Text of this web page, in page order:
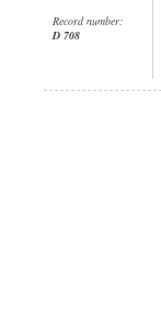
Record number:
D 708